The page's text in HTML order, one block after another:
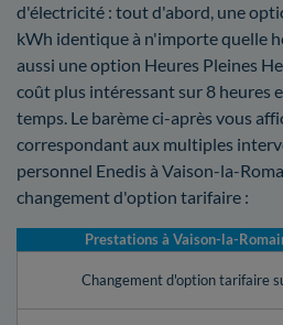
d'électricité : tout d'abord, une
kWh identique à n'importe quelle
aussi une option Heures Pleines
coût plus intéressant sur 8 heures
temps. Le barème ci-après vous
correspondant aux multiples
personnel Enedis à Vaison-la-
changement d'option tarifaire :
Prestations à Vaison-la-
Changement d'option tarifaire